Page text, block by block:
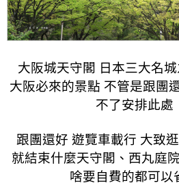
大阪城天守閣 日本三大名
大阪必來的景點 不管是跟團
不了安排此處
跟團還好 遊覽車載行 大致
就結束什麼天守閣、西丸庭
啥要自費的都可以